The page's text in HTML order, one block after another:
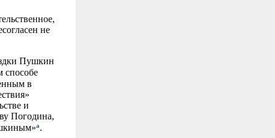
не
Пушкин
способе
в
и
Погодина,
a.